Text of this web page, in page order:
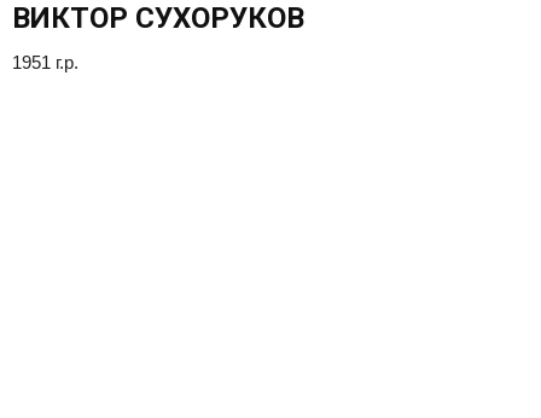
ВИКТОР СУХОРУКОВ
1951 г.р.